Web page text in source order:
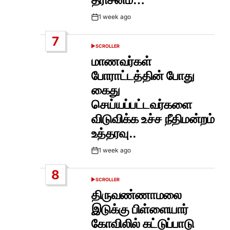
Post1 week ago
7
POSTED
SCROLLER
மாணவர்கள்
போராட்டத்தின் போது
கைது
செய்யப்பட்டவர்களை
விடுவிக்க உச்ச நீதிமன்றம்
உத்தரவு..
Post1 week ago
8
POSTED
SCROLLER
திருவண்ணாமலை
இடுக்கு பிள்ளையார்
கோவிலில் கட்டுப்பாடு